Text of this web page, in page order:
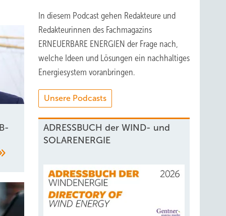
In diesem Podcast gehen Redakteure und
Redakteurinnen des Fachmagazins
ERNEUERBARE ENERGIEN der Frage nach,
welche Ideen und Lösungen ein nachhaltiges
Energiesystem voranbringen.
Unsere Podcasts
ADRESSBUCH der WIND- und
SOLARENERGIE